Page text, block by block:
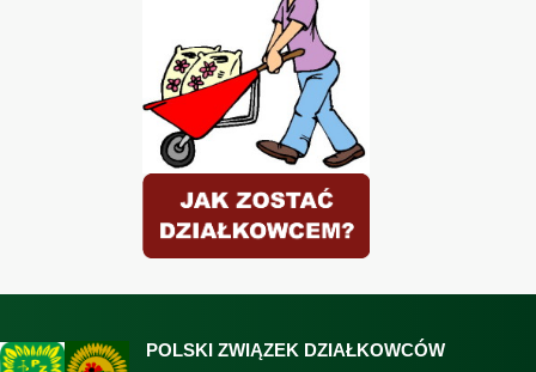
POLSKI ZWIĄZEK DZIAŁKOWCÓW